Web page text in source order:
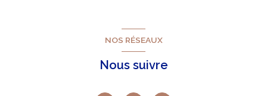
NOS RÉSEAUX
Nous suivre